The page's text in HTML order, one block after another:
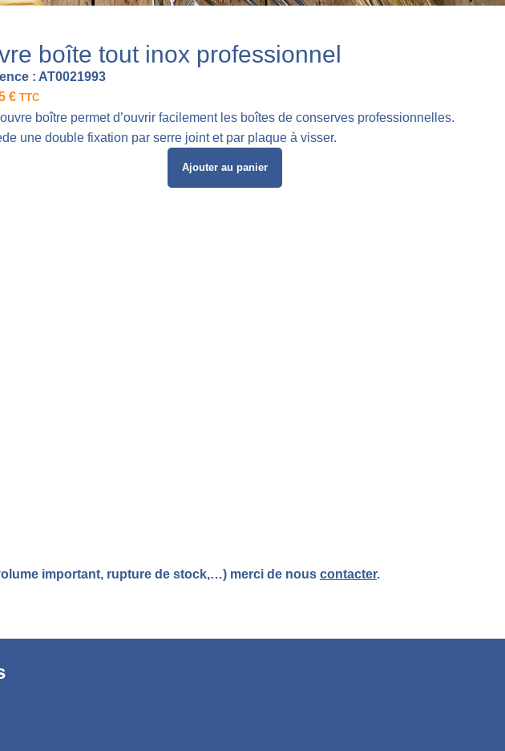
boîte tout inox professionnel
: AT0021993
€ TTC
boître permet d’ouvrir facilement les boîtes de conserves professionnelles.
une double fixation par serre joint et par plaque à visser.
Ajouter au panier
important, rupture de stock,…) merci de nous contacter.